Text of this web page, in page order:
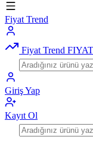
Fiyat Trend
Fiyat Trend
Giriş Yap
Kayıt Ol